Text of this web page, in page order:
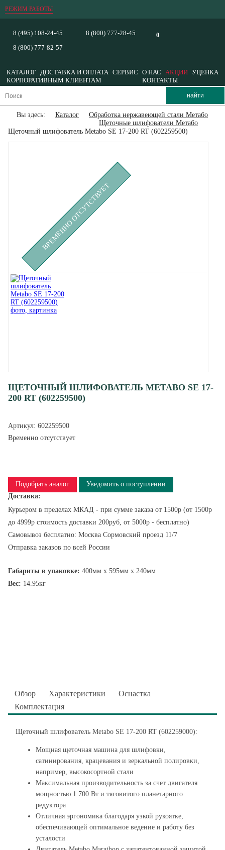
РЕЖИМ РАБОТЫ
0
8 (495) 108-24-45
8 (800) 777-82-57
8 (800) 777-28-45
КАТАЛОГ ДОСТАВКА И ОПЛАТА СЕРВИС О НАС АКЦИИ УЦЕНКА
КОРПОРАТИВНЫМ КЛИЕНТАМ
КОНТАКТЫ
Вы здесь: Каталог
Обработка нержавеющей стали Метабо
Щеточные шлифователи Метабо
Щеточный шлифователь Metabo SE 17-200 RT (602259500)
ВРЕМЕННО ОТСУТСТВУЕТ
ЩЕТОЧНЫЙ ШЛИФОВАТЕЛЬ METABO SE 17-
200 RT (602259500)
Артикул: 602259500
Временно отсутствует
Подобрать аналог
Уведомить о поступлении
Доставка:
Курьером в пределах МКАД - при сумме заказа от 1500р (от 1500р
до 4999р стоимость доставки 200руб, от 5000р - бесплатно)
Самовывоз бесплатно: Москва Сормовский проезд 11/7
Отправка заказов по всей России
Габариты в упаковке: 400мм x 595мм x 240мм
Вес: 14.95кг
Обзор Характеристики
Оснастка
Комплектация
Щеточный шлифователь Metabo SE 17-200 RT (602259000):
Мощная щеточная машина для шлифовки,
сатинирования, крацевания и зеркальной полировки,
например, высокосортной стали
Максимальная производительность за счет двигателя
мощностью 1 700 Вт и тяговитого планетарного
редуктора
Отличная эргономика благодаря узкой рукоятке,
обеспечивающей оптимальное ведение и работу без
усталости